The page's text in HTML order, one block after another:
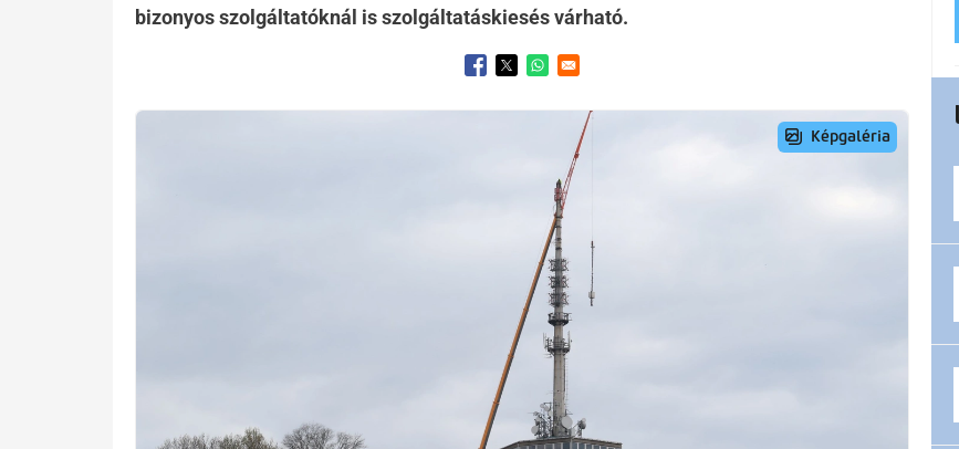
bizonyos szolgáltatóknál is szolgáltatáskiesés várható.
Opens in a new window
Opens in a new window
Opens in a new window